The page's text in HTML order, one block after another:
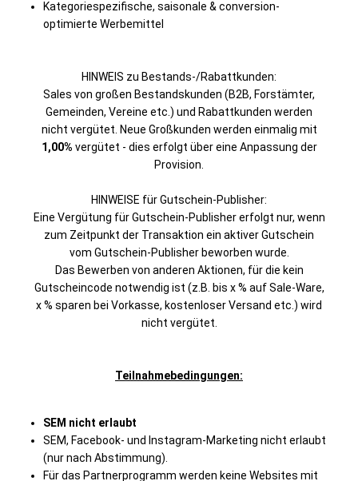
Kategoriespezifische, saisonale & conversion-
optimierte Werbemittel
HINWEIS zu Bestands-/Rabattkunden:
Sales von großen Bestandskunden (B2B, Forstämter,
Gemeinden, Vereine etc.) und Rabattkunden werden
nicht vergütet. Neue Großkunden werden einmalig mit
1,00% vergütet - dies erfolgt über eine Anpassung der
Provision.
HINWEISE für Gutschein-Publisher:
Eine Vergütung für Gutschein-Publisher erfolgt nur, wenn
zum Zeitpunkt der Transaktion ein aktiver Gutschein
vom Gutschein-Publisher beworben wurde.
Das Bewerben von anderen Aktionen, für die kein
Gutscheincode notwendig ist (z.B. bis x % auf Sale-Ware,
x % sparen bei Vorkasse, kostenloser Versand etc.) wird
nicht vergütet.
Teilnahmebedingungen:
SEM nicht erlaubt
SEM, Facebook- und Instagram-Marketing nicht erlaubt
(nur nach Abstimmung).
Für das Partnerprogramm werden keine Websites mit